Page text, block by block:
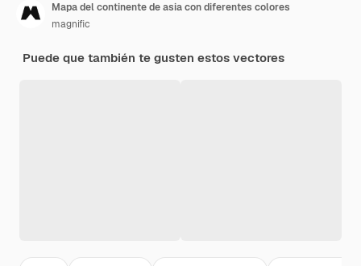
Mapa del continente de asia con diferentes colores
magnific
Puede que también te gusten estos vectores